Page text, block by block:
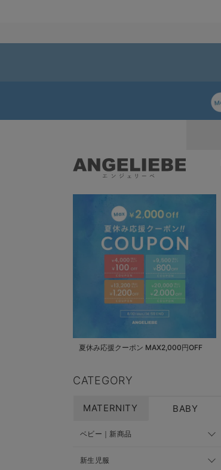
夏休み応援クーポン MAX2,000円OFF
CATEGORY
MATERNITY BABY
ベビー｜新商品
新生児服